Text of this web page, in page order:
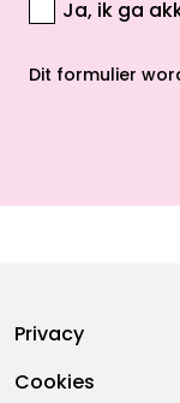
Ja, ik ga
Dit formulier
Footermenu
Privacy
Cookies